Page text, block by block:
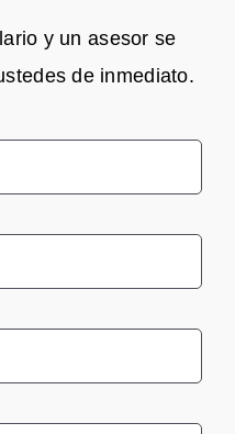
y un asesor se
de inmediato.